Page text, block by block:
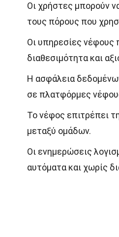
Οι χρήστες μπορούν
τους πόρους που
Οι υπηρεσίες
διαθεσιμότητα και
Η ασφάλεια
σε πλατφόρμες
Το νέφος επιτρέπει
μεταξύ ομάδων.
Οι ενημερώσεις
αυτόματα και χωρίς